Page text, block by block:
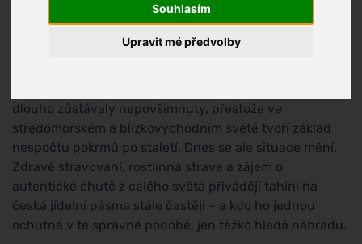
Souhlasím
Upravit mé předvolby
dlouho zůstávaly nepovšimnuty, přestože ve
středomořském a blízkovýchodním světě tvoří základ
nespočtu pokrmů po staletí. Dnes se ale situace mění.
Zdravé stravování, rostlinná strava a zájem o
autentické chutě z celého světa přivádějí tahini na
česká jídelní pásma stále častěji – a kdo ho jednou
ochutná v té správné podobě, jen těžko hledá náhradu.